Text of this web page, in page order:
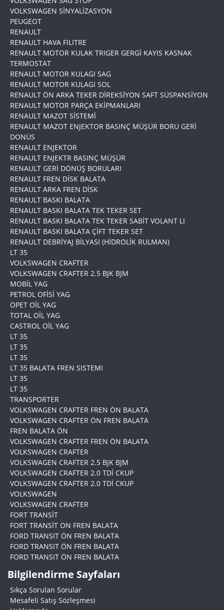
VOLKSWAGEN SİNYALİZASYON
PEUGEOT
RENAULT
RENAULT HAVA FILITRE
RENAULT MOTOR KULAK TRIGER GERGİ KAYIS KASNAK
TERMOSTAT
RENAULT MOTOR KULAGI SAG
RENAULT MOTOR KULAGI SOL
RENAULT ÖN ARKA TEKER DİREKSİYON SAFT SÜSPANSİYON
RENAULT MOTOR PARÇA EKİPMANLARI
RENAULT MAZOT SİSTEMİ
RENAULT MAZOT ENJEKTOR BASINÇ MÜŞÜR BORU GERİ
DONÜS
RENAULT ENJEKTOR
RENAULT ENJEKTR BASINÇ MÜŞÜR
RENAULT GERİ DÖNÜŞ BORULARI
RENAULT FREN DİSK BALATA
RENAULT ARKA FREN DİSK
RENAULT BASKI BALATA
RENAULT BASKI BALATA TEK TEKER SET
RENAULT BASKI BALATA TEK TEKER SABİT VOLANT LI
RENAULT BASKI BALATA ÇİFT TEKER SET
RENAULT DEBRİYAJ BİLYASI (HİDROLİK RULMAN)
LT 35
VOLKSWAGEN CRAFTER
VOLKSWAGEN CRAFTER 2.5 BJK BJM
MOBİL YAG
PETROL OFİSİ YAG
OPET OİL YAG
TOTAL OİL YAG
CASTROL OİL YAG
LT 35
LT 35
LT 35
LT 35 BALATA FREN SISTEMI
LT 35
LT 35
TRANSPORTER
VOLKSWAGEN CRAFTER FREN ÖN BALATA
VOLKSWAGEN CRAFTER ÖN FREN BALATA
FREN BALATA ÖN
VOLKSWAGEN CRAFTER FREN ÖN BALATA
VOLKSWAGEN CRAFTER
VOLKSWAGEN CRAFTER 2.5 BJK BJM
VOLKSWAGEN CRAFTER 2.0 TDİ CKUP
VOLKSWAGEN CRAFTER 2.0 TDİ CKUP
VOLKSWAGEN
VOLKSWAGEN CRAFTER
FORT TRANSİT
FORT TRANSİT ON FREN BALATA
FORD TRANSIT ÖN FREN BALATA
FORD TRANSIT ÖN FREN BALATA
FORD TRANSIT ÖN FREN BALATA
Bilgilendirme Sayfaları
Sıkça Sorulan Sorular
Mesafeli Satış Sözleşmesi